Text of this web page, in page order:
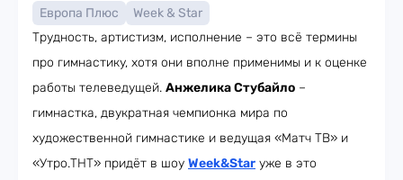
Европа Плюс
Week & Star
Трудность, артистизм, исполнение – это всё термины
про гимнастику, хотя они вполне применимы и к оценке
работы телеведущей. Анжелика Стубайло –
гимнастка, двукратная чемпионка мира по
художественной гимнастике и ведущая «Матч ТВ» и
«Утро.ТНТ» придёт в шоу Week&Star уже в это